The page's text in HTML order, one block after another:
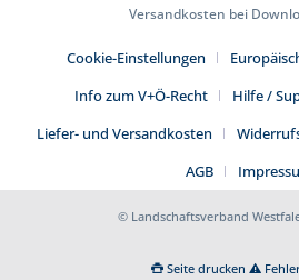
Versandkosten bei
Cookie-Einstellungen
Info zum V+Ö-Recht
Hilfe /
Liefer- und Versandkosten
AGB
© Landschaftsverband
Seite drucken